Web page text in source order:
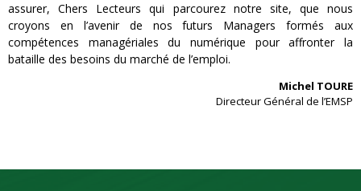
assurer, Chers Lecteurs qui parcourez notre site, que nous
croyons en l’avenir de nos futurs Managers formés aux
compétences managériales du numérique pour affronter la
bataille des besoins du marché de l’emploi.
Michel TOURE
Directeur Général de l’EMSP